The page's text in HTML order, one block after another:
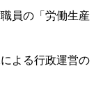
員の「労働生産
よる行政運営の